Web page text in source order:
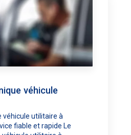
véhicule
véhicule utilitaire à
fiable et rapide Le